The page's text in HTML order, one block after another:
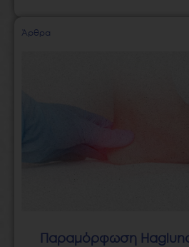
Άρθρα
Παραμόρφωση Haglund: